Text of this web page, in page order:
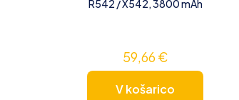
R542 / X542, 3800 mAh
59,66€
V košarico